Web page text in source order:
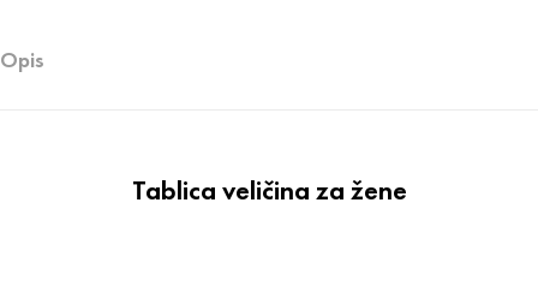
Opis
Tablica veličina za žene